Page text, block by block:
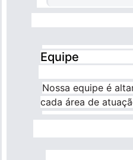
Equipe
Nossa equipe é
cada área de